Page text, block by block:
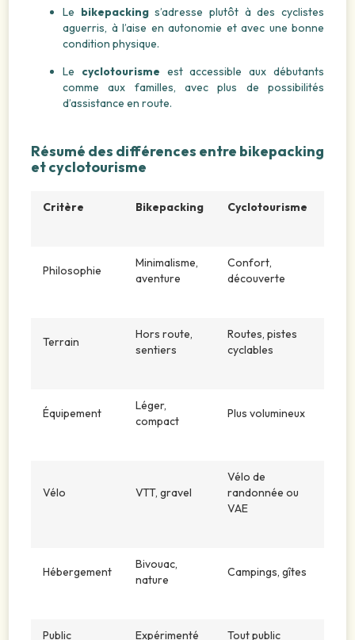
Le bikepackings’adresse plutôt à des cyclistes
aguerris, à l’aise en autonomie et avec une bonne
condition physique.
Le cyclotourisme est accessible aux débutants
comme aux familles, avec plus de possibilités
d’assistance en route.
Résumé des différences entre bikepacking
et cyclotourisme
Critère Bikepacking Cyclotourisme
Philosophie
Minimalisme,
aventure
Confort,
découverte
Terrain
Hors route,
sentiers
Routes, pistes
cyclables
Équipement
Léger,
compact
Plus volumineux
Vélo VTT, gravel
Vélo de
randonnée ou
VAE
Hébergement
Bivouac,
nature
Campings, gîtes
Public Expérimenté Tout public